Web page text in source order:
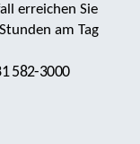
erreichen Sie
am Tag
582-3000